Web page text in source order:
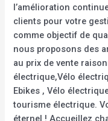
l’amélioration
clients pour votre
comme objectif de
nous proposons des
au prix de vente
électrique,Vélo
Ebikes , Vélo
tourisme électrique.